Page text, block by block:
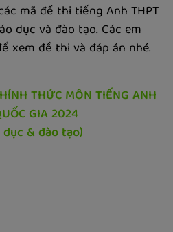
mã đề thi tiếng Anh THPT
dục và đào tạo. Các em
xem đề thi và đáp án nhé.
THỨC MÔN TIẾNG ANH
GIA 2024
& đào tạo)